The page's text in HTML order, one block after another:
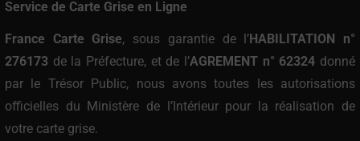
Service de Carte Grise en Ligne
France Carte Grise, sous garantie de l’HABILITATION n°
276173 de la Préfecture, et de l’AGREMENT n° 62324 donné
par le Trésor Public, nous avons toutes les autorisations
officielles du Ministère de l’Intérieur pour la réalisation de
votre carte grise.